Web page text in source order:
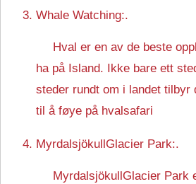
Whale Watching:.
Hval er en av de beste
ha på Island. Ikke bare ett
steder rundt om i landet tilbyr
til å føye på hvalsafari
MyrdalsjökullGlacier Park:.
MyrdalsjökullGlacier Park